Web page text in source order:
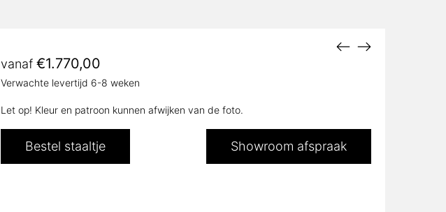
vanaf €1.770,00
Verwachte levertijd 6-8 weken
Let op! Kleur en patroon kunnen afwijken van de foto.
Bestel staaltje Showroom afspraak